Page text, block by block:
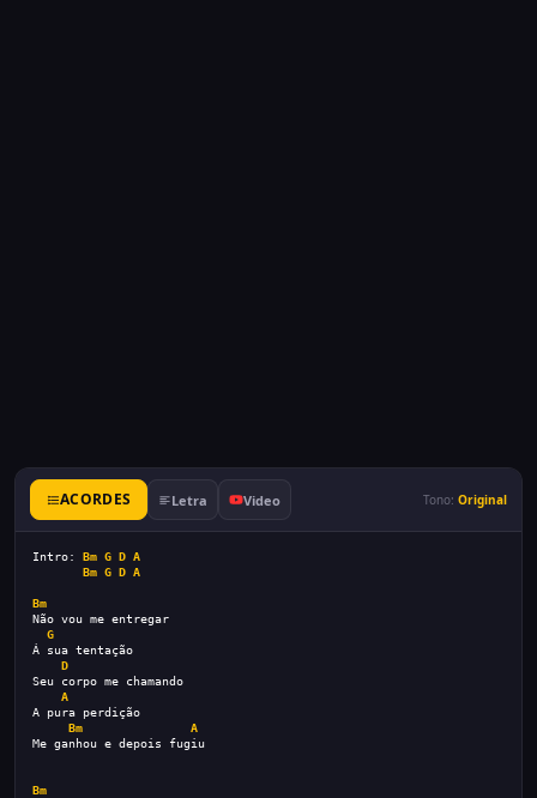
ACORDES Letra Video Tono: Original
Intro: Bm G D A
Bm G D A
Bm
Não vou me entregar
G
Á sua tentação
D
Seu corpo me chamando
A
A pura perdição
Bm
A
Me ganhou e depois fugiu
Bm